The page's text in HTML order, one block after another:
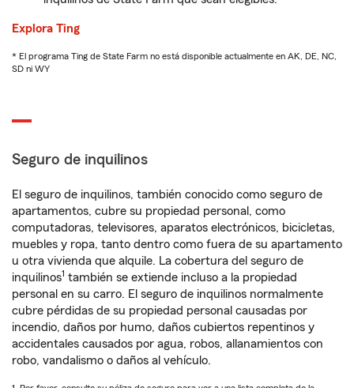
Explora Ting
* El programa Ting de State Farm no está disponible actualmente en AK, DE, NC,
SD ni WY
Seguro de inquilinos
El seguro de inquilinos, también conocido como seguro de
apartamentos, cubre su propiedad personal, como
computadoras, televisores, aparatos electrónicos, bicicletas,
muebles y ropa, tanto dentro como fuera de su apartamento
u otra vivienda que alquile. La cobertura del seguro de
inquilinos1 también se extiende incluso a la propiedad
personal en su carro. El seguro de inquilinos normalmente
cubre pérdidas de su propiedad personal causadas por
incendio, daños por humo, daños cubiertos repentinos y
accidentales causados por agua, robos, allanamientos con
robo, vandalismo o daños al vehículo.